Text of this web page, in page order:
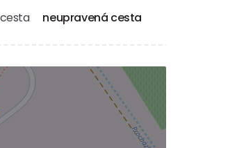
neupravená cesta